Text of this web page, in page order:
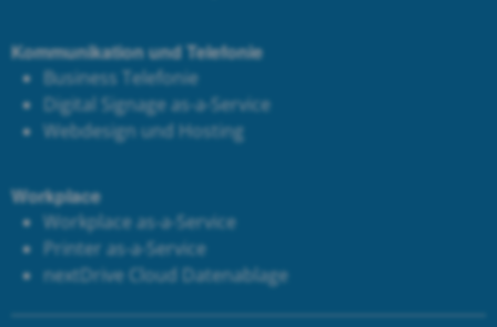
Kommunikation und Telefonie
Business Telefonie
Digital Signage as-a-Service
Webdesign und Hosting
Workplace
Workplace as-a-Service
Printer as-a-Service
nextDrive Cloud Datenablage